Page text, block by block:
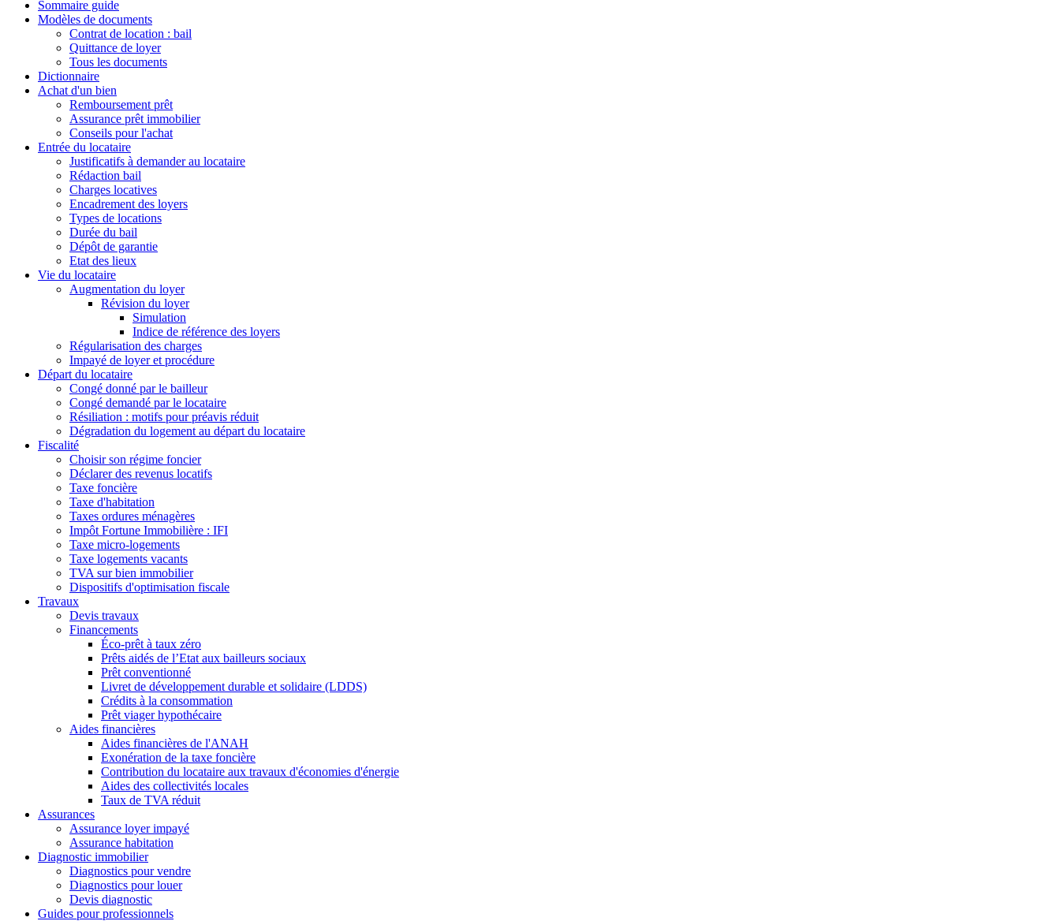
Sommaire guide
Modèles de documents
Contrat de location : bail
Quittance de loyer
Tous les documents
Dictionnaire
Achat d'un bien
Remboursement prêt
Assurance prêt immobilier
Conseils pour l'achat
Entrée du locataire
Justificatifs à demander au locataire
Rédaction bail
Charges locatives
Encadrement des loyers
Types de locations
Durée du bail
Dépôt de garantie
Etat des lieux
Vie du locataire
Augmentation du loyer
Révision du loyer
Simulation
Indice de référence des loyers
Régularisation des charges
Impayé de loyer et procédure
Départ du locataire
Congé donné par le bailleur
Congé demandé par le locataire
Résiliation : motifs pour préavis réduit
Dégradation du logement au départ du locataire
Fiscalité
Choisir son régime foncier
Déclarer des revenus locatifs
Taxe foncière
Taxe d'habitation
Taxes ordures ménagères
Impôt Fortune Immobilière : IFI
Taxe micro-logements
Taxe logements vacants
TVA sur bien immobilier
Dispositifs d'optimisation fiscale
Travaux
Devis travaux
Financements
Éco-prêt à taux zéro
Prêts aidés de l’Etat aux bailleurs sociaux
Prêt conventionné
Livret de développement durable et solidaire (LDDS)
Crédits à la consommation
Prêt viager hypothécaire
Aides financières
Aides financières de l'ANAH
Exonération de la taxe foncière
Contribution du locataire aux travaux d'économies d'énergie
Aides des collectivités locales
Taux de TVA réduit
Assurances
Assurance loyer impayé
Assurance habitation
Diagnostic immobilier
Diagnostics pour vendre
Diagnostics pour louer
Devis diagnostic
Guides pour professionnels